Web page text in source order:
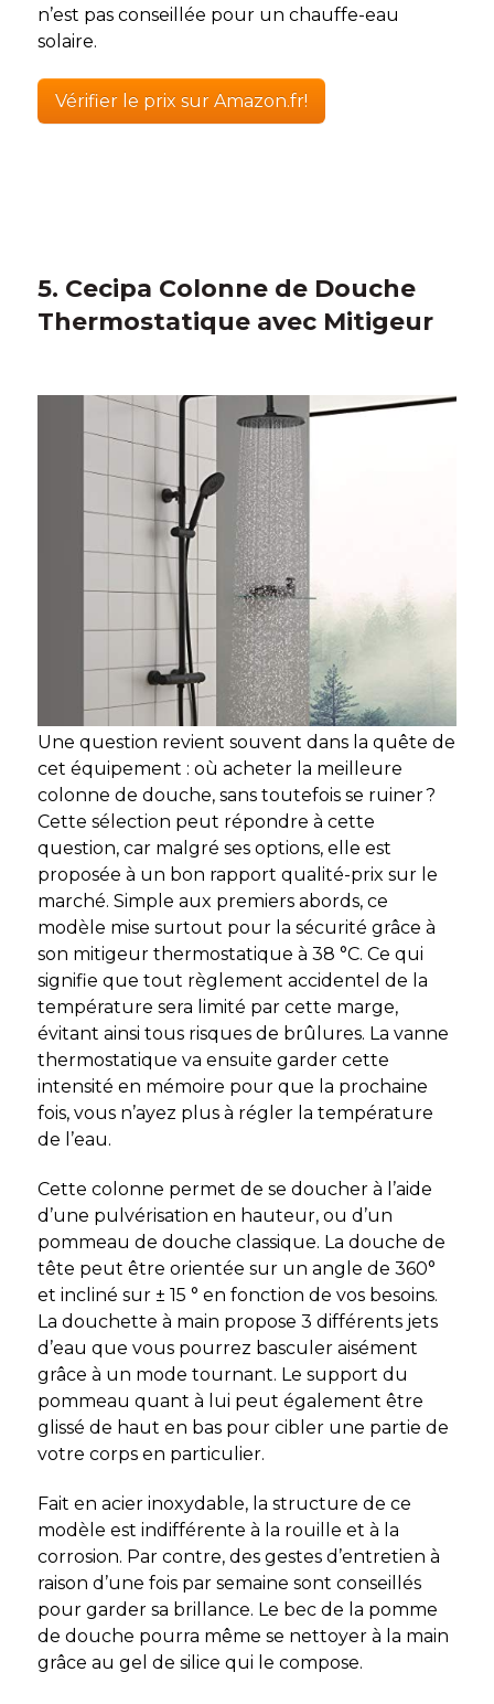
n’est pas conseillée pour un chauffe-eau
solaire.
Vérifier le prix sur Amazon.fr!
5. Cecipa Colonne de Douche
Thermostatique avec Mitigeur
Une question revient souvent dans la quête de
cet équipement : où acheter la meilleure
colonne de douche, sans toutefois se ruiner ?
Cette sélection peut répondre à cette
question, car malgré ses options, elle est
proposée à un bon rapport qualité-prix sur le
marché. Simple aux premiers abords, ce
modèle mise surtout pour la sécurité grâce à
son mitigeur thermostatique à 38 °C. Ce qui
signifie que tout règlement accidentel de la
température sera limité par cette marge,
évitant ainsi tous risques de brûlures. La vanne
thermostatique va ensuite garder cette
intensité en mémoire pour que la prochaine
fois, vous n’ayez plus à régler la température
de l’eau.
Cette colonne permet de se doucher à l’aide
d’une pulvérisation en hauteur, ou d’un
pommeau de douche classique. La douche de
tête peut être orientée sur un angle de 360°
et incliné sur ± 15 ° en fonction de vos besoins.
La douchette à main propose 3 différents jets
d’eau que vous pourrez basculer aisément
grâce à un mode tournant. Le support du
pommeau quant à lui peut également être
glissé de haut en bas pour cibler une partie de
votre corps en particulier.
Fait en acier inoxydable, la structure de ce
modèle est indifférente à la rouille et à la
corrosion. Par contre, des gestes d’entretien à
raison d’une fois par semaine sont conseillés
pour garder sa brillance. Le bec de la pomme
de douche pourra même se nettoyer à la main
grâce au gel de silice qui le compose.